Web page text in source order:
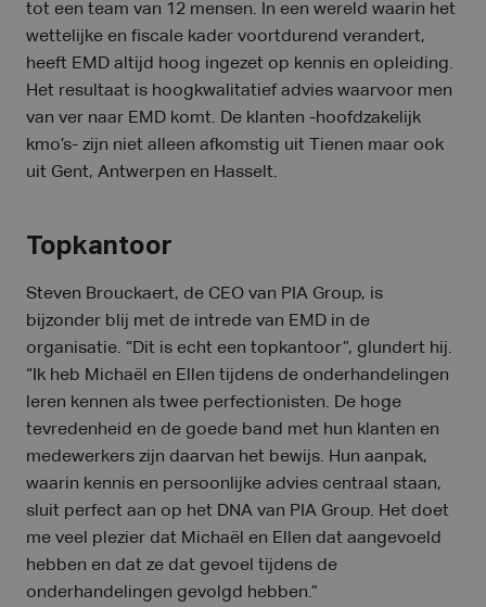
tot een team van 12 mensen. In een wereld waarin het
wettelijke en fiscale kader voortdurend verandert,
heeft EMD altijd hoog ingezet op kennis en opleiding.
Het resultaat is hoogkwalitatief advies waarvoor men
van ver naar EMD komt. De klanten -hoofdzakelijk
kmo’s- zijn niet alleen afkomstig uit Tienen maar ook
uit Gent, Antwerpen en Hasselt.
Topkantoor
Steven Brouckaert, de CEO van PIA Group, is
bijzonder blij met de intrede van EMD in de
organisatie. “Dit is echt een topkantoor”, glundert hij.
“Ik heb Michaël en Ellen tijdens de onderhandelingen
leren kennen als twee perfectionisten. De hoge
tevredenheid en de goede band met hun klanten en
medewerkers zijn daarvan het bewijs. Hun aanpak,
waarin kennis en persoonlijke advies centraal staan,
sluit perfect aan op het DNA van PIA Group. Het doet
me veel plezier dat Michaël en Ellen dat aangevoeld
hebben en dat ze dat gevoel tijdens de
onderhandelingen gevolgd hebben.”